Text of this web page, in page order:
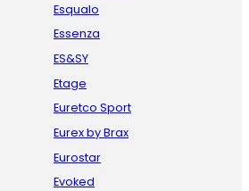
Esqualo
Essenza
ES&SY
Etage
Euretco Sport
Eurex by Brax
Eurostar
Evoked